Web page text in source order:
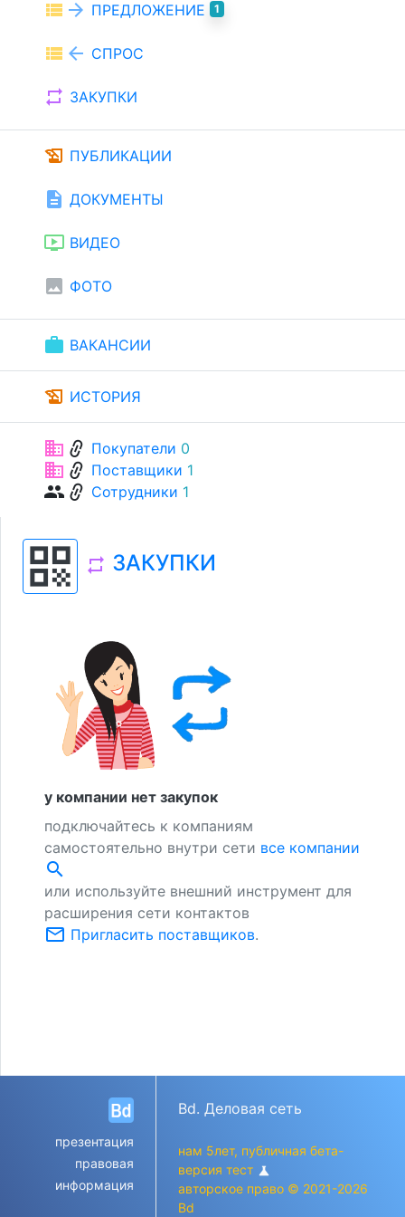
view_list arrow_forward ПРЕДЛОЖЕНИЕ 1
view_list arrow_back СПРОС
repeat ЗАКУПКИ
history_edu ПУБЛИКАЦИИ
description ДОКУМЕНТЫ
ondemand_video ВИДЕО
image ФОТО
work ВАКАНСИИ
history_edu ИСТОРИЯ
businesslink Покупатели 0
businesslink Поставщики 1
grouplink Сотрудники 1
qr_code repeat ЗАКУПКИ
у компании нет закупок
подключайтесь к компаниям
самостоятельно внутри сети все компании
search
или используйте внешний инструмент для
расширения сети контактов
mail_outline Пригласить поставщиков.
презентация
правовая
информация
Bd. Деловая сеть
нам 5лет, публичная бета-
версия тест science
авторское право © 2021-2026
Bd